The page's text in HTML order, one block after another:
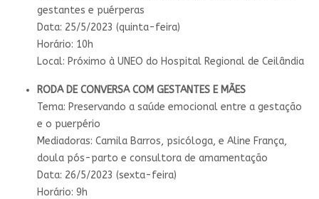
gestantes e puérperas
Data: 25/5/2023 (quinta-feira)
Horário: 10h
Local: Próximo à UNEO do Hospital Regional de Ceilândia
RODA DE CONVERSA COM GESTANTES E MÃES
Tema: Preservando a saúde emocional entre a gestação
e o puerpério
Mediadoras: Camila Barros, psicóloga, e Aline França,
doula pós-parto e consultora de amamentação
Data: 26/5/2023 (sexta-feira)
Horário: 9h